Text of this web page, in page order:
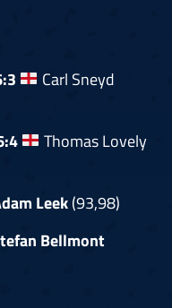
Carl Sneyd
Thomas Lovely
Leek(93,98)
Bellmont